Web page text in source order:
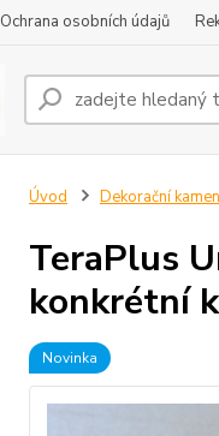
Ochrana osobních údajů
Úvod Dekorační
TeraPlus
konkrétní
Novinka